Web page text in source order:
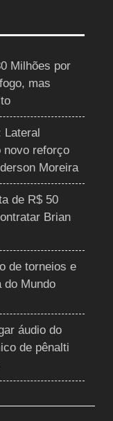
Milhões por
mas
Lateral
novo reforço
Moreira
de R$ 50
Brian
de torneios e
do Mundo
áudio do
de pênalti